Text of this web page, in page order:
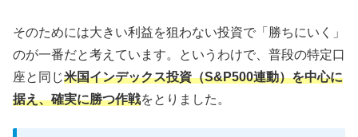
そのためには大きい利益を狙わない投資で「勝ちにいく」
のが一番だと考えています。というわけで、普段の特定口
座と同じ米国インデックス投資（S&P500連動）を中心に
据え、確実に勝つ作戦をとりました。